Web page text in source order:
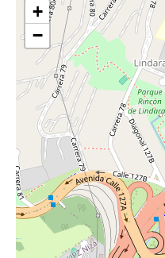
+
−